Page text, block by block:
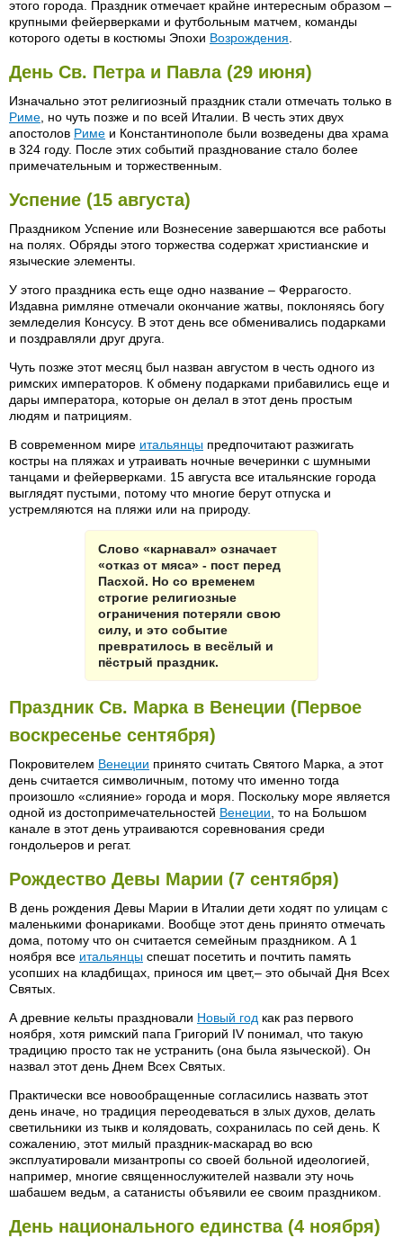
этого города. Праздник отмечает крайне интересным образом –
крупными фейерверками и футбольным матчем, команды
которого одеты в костюмы Эпохи Возрождения
День Св. Петра и Павла (29 июня)
Изначально этот религиозный праздник стали отмечать только в
Риме , но чуть позже и по всей Италии. В честь этих двух
апостолов Риме и Константинополе были возведены два храма
в 324 году. После этих событий празднование стало более
примечательным и торжественным.
Успение (15 августа)
Праздником Успение или Вознесение завершаются все работы
на полях. Обряды этого торжества содержат христианские и
языческие элементы.
У этого праздника есть еще одно название – Феррагосто.
Издавна римляне отмечали окончание жатвы, поклоняясь богу
земледелия Консусу. В этот день все обменивались подарками
и поздравляли друг друга.
Чуть позже этот месяц был назван августом в честь одного из
римских императоров. К обмену подарками прибавились еще и
дары императора, которые он делал в этот день простым
людям и патрициям.
В современном мире итальянцы предпочитают разжигать
костры на пляжах и утраивать ночные вечеринки с шумными
танцами и фейерверками. 15 августа все итальянские города
выглядят пустыми, потому что многие берут отпуска и
устремляются на пляжи или на природу.
Слово «карнавал» означает
«отказ от мяса» - пост перед
Пасхой. Но со временем
строгие религиозные
ограничения потеряли свою
силу, и это событие
превратилось в весёлый и
пёстрый праздник.
Праздник Св. Марка в Венеции (Первое
воскресенье сентября)
Покровителем Венеции принято считать Святого Марка, а этот
день считается символичным, потому что именно тогда
произошло «слияние» города и моря. Поскольку море является
одной из достопримечательностей Венеции , то на Большом
канале в этот день утраиваются соревнования среди
гондольеров и регат.
Рождество Девы Марии (7 сентября)
В день рождения Девы Марии в Италии дети ходят по улицам с
маленькими фонариками. Вообще этот день принято отмечать
дома, потому что он считается семейным праздником. А 1
ноября все итальянцы спешат посетить и почтить память
усопших на кладбищах, принося им цвет,– это обычай Дня Всех
Святых.
А древние кельты праздновали Новый год как раз первого
ноября, хотя римский папа Григорий IV понимал, что такую
традицию просто так не устранить (она была языческой). Он
назвал этот день Днем Всех Святых.
Практически все новообращенные согласились назвать этот
день иначе, но традиция переодеваться в злых духов, делать
светильники из тыкв и колядовать, сохранилась по сей день. К
сожалению, этот милый праздник-маскарад во всю
эксплуатировали мизантропы со своей больной идеологией,
например, многие священнослужителей назвали эту ночь
шабашем ведьм, а сатанисты объявили ее своим праздником.
День национального единства (4 ноября)